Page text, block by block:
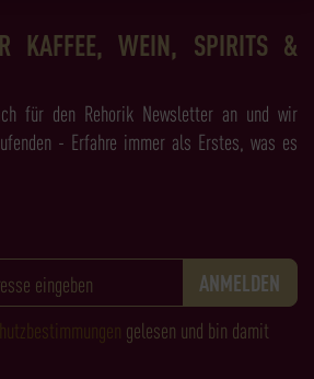
KAFFEE, WEIN, SPIRITS &
für den Rehorik Newsletter an und wir
- Erfahre immer als Erstes, was es
gelesen und bin damit